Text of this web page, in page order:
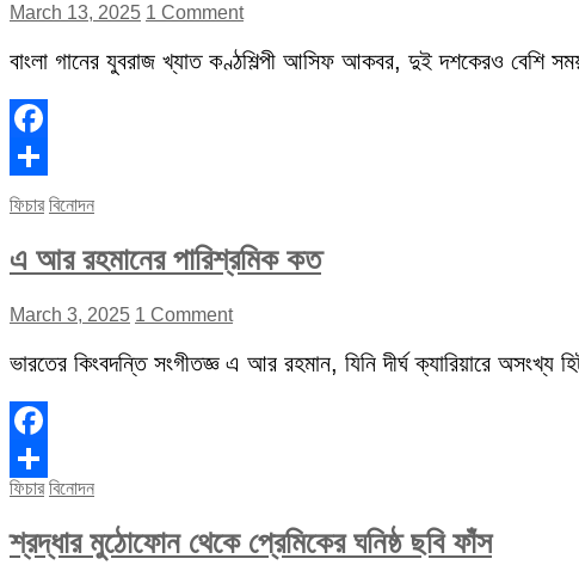
March 13, 2025 1 Comment
বাংলা গানের যুবরাজ খ্যাত কণ্ঠশিল্পী আসিফ আকবর, দুই দশকেরও বেশি
Facebook
Share
ফিচার বিনোদন
এ আর রহমানের পারিশ্রমিক কত
March 3, 2025 1 Comment
ভারতের কিংবদন্তি সংগীতজ্ঞ এ আর রহমান, যিনি দীর্ঘ ক্যারিয়ারে অসংখ্য
Facebook
Share
ফিচার বিনোদন
শ্রদ্ধার মুঠোফোন থেকে প্রেমিকের ঘনিষ্ঠ ছবি ফাঁস